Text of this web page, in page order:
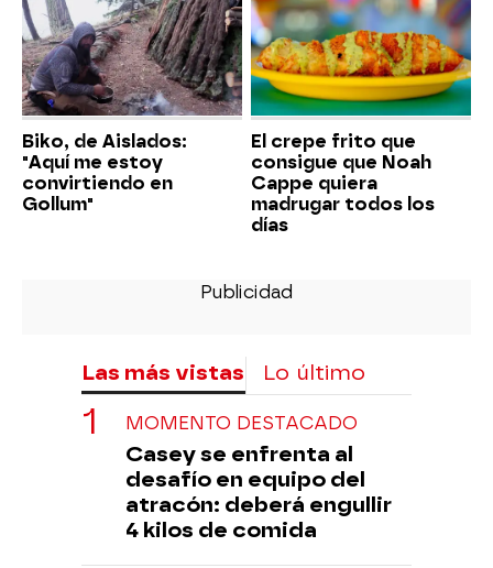
Biko, de Aislados:
"Aquí me estoy
convirtiendo en
Gollum"
El crepe frito que
consigue que Noah
Cappe quiera
madrugar todos los
días
Las más vistas Lo último
MOMENTO DESTACADO
Casey se enfrenta al
desafío en equipo del
atracón: deberá engullir
4 kilos de comida